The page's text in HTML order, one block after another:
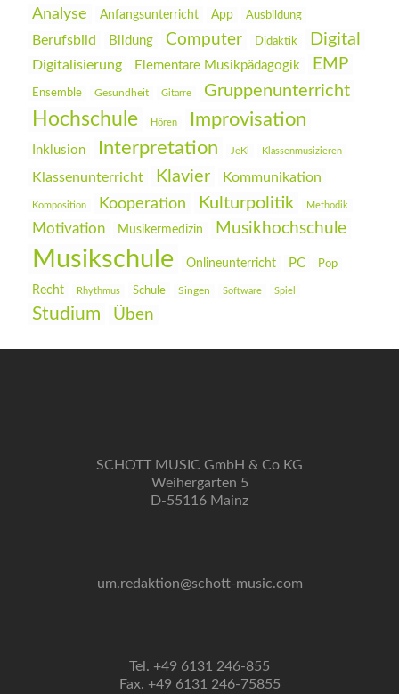
Analyse Anfangsunterricht App Ausbildung
Berufsbild Bildung Computer Didaktik Digital
Digitalisierung Elementare Musikpädagogik EMP
Ensemble Gesundheit Gitarre Gruppenunterricht
Hochschule Hören Improvisation
Inklusion Interpretation JeKi Klassenmusizieren
Klassenunterricht Klavier Kommunikation
Komposition Kooperation Kulturpolitik Methodik
Motivation Musikermedizin Musikhochschule
Musikschule Onlineunterricht PC Pop
Recht Rhythmus Schule Singen Software Spiel
Studium Üben
SCHOTT MUSIC GmbH & Co KG
Weihergarten 5
D-55116 Mainz
um.redaktion@schott-music.com
Tel. +49 6131 246-855
Fax. +49 6131 246-75855